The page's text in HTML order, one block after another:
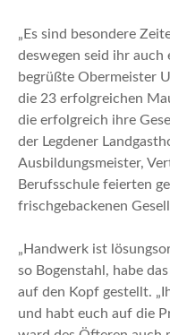
„Es sind besondere
deswegen seid ihr auch
begrüßte Obermeister
die 23 erfolgreichen
die erfolgreich ihre
der Legdener
Ausbildungsmeister,
Berufsschule feierten
frischgebackenen
„Handwerk ist
so Bogenstahl, habe
auf den Kopf gestellt.
und habt euch auf die